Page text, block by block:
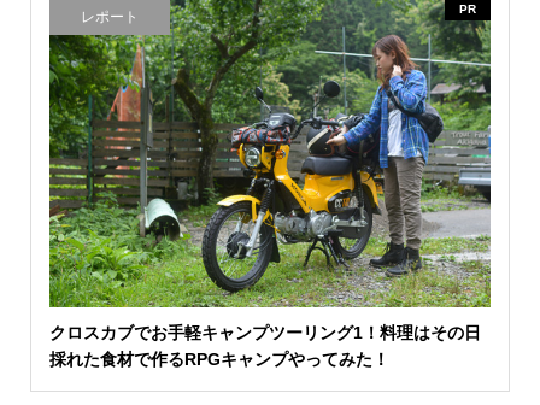
レポート PR
クロスカブでお手軽キャンプツーリング1！料理はその日
採れた食材で作るRPGキャンプやってみた！